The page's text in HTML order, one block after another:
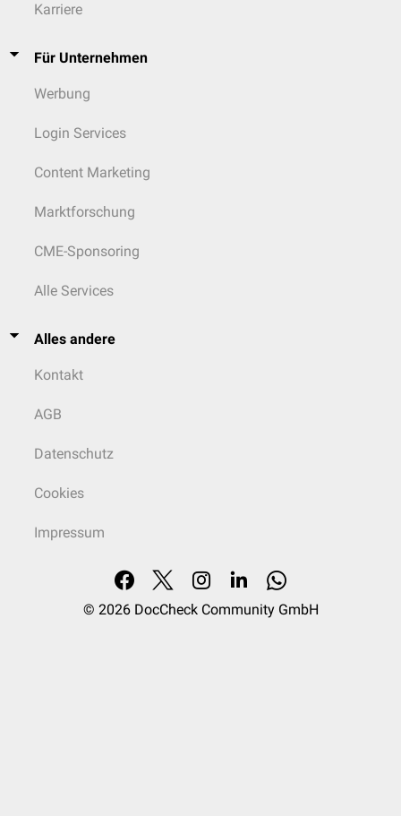
Karriere
Für Unternehmen
Werbung
Login Services
Content Marketing
Marktforschung
CME-Sponsoring
Alle Services
Alles andere
Kontakt
AGB
Datenschutz
Cookies
Impressum
© 2026 DocCheck Community GmbH